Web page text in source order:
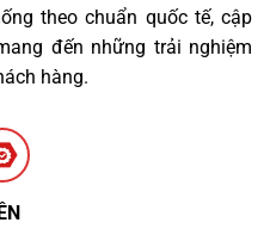
theo chuẩn quốc tế, cập
đến những trải nghiệm
hàng.